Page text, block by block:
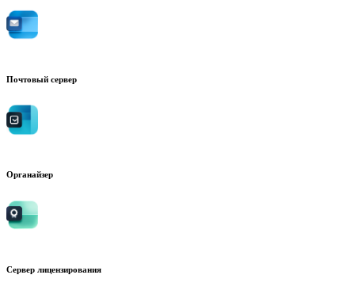
Почтовый сервер
Органайзер
Сервер лицензирования